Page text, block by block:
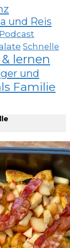
und Reis
Podcast
Schnelle
lernen
und
Familie